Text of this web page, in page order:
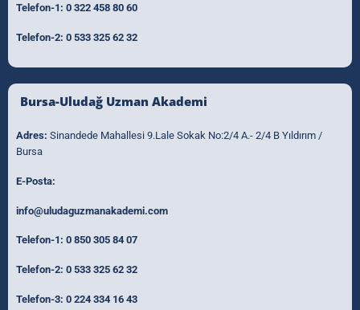
Telefon-1: 0 322 458 80 60
Telefon-2: 0 533 325 62 32
Bursa-Uludağ Uzman Akademi
Adres: Sinandede Mahallesi 9.Lale Sokak No:2/4 A.- 2/4 B Yıldırım /
Bursa
E-Posta:
info@uludaguzmanakademi.com
Telefon-1: 0 850 305 84 07
Telefon-2: 0 533 325 62 32
Telefon-3: 0 224 334 16 43